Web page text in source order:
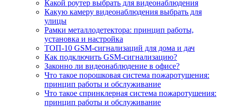
Какой роутер выбрать для видеонаблюдения
Какую камеру видеонаблюдения выбрать для
улицы
Рамки металлодетектора: принцип работы,
установка и настройка
ТОП-10 GSM-сигнализаций для дома и дач
Как подключить GSM-сигнализацию?
Законно ли видеонаблюдение в офисе?
Что такое порошковая система пожаротушения:
принцип работы и обслуживание
Что такое спринклерная система пожаротушения:
принцип работы и обслуживание